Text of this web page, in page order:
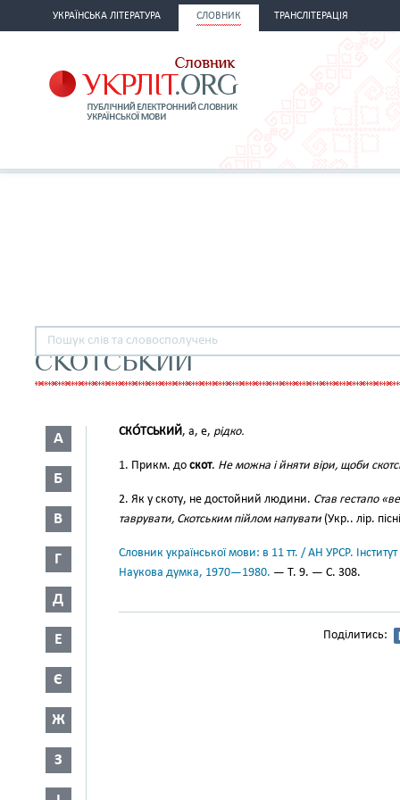
УКРАЇНСЬКА ЛІТЕРАТУРА СЛОВНИК ТРАНСЛІТЕРАЦІЯ
СКОТСЬКИЙ
А
Б
В
Г
Д
Е
Є
Ж
З
СКО́ТСЬКИЙ, а, е, рідко.
1. Прикм. до скот. Не можна і йняти віри, щоби
2. Як у скоту, не достойний людини. Став гестапо
таврувати, Скотським пійлом напувати (Укр.. лір.
Словник української мови: в 11 тт. / АН УРСР.
Наукова думка, 1970—1980. — Т. 9. — С. 308.
Поділитись: